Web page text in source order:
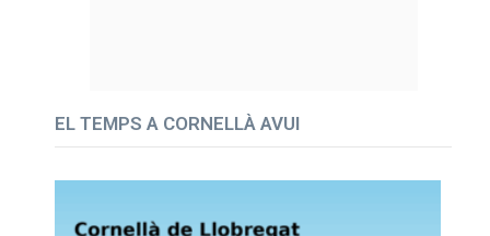
EL TEMPS A CORNELLÀ AVUI